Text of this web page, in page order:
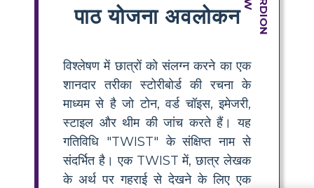
पाठ योजना अवलोकन
विश्लेषण में छात्रों को संलग्न करने का एक
शानदार तरीका स्टोरीबोर्ड की रचना के
माध्यम से है जो टोन, वर्ड चॉइस, इमेजरी,
स्टाइल और थीम की जांच करते हैं। यह
गतिविधि "TWIST" के संक्षिप्त नाम से
संदर्भित है। एक TWIST में, छात्र लेखक
के अर्थ पर गहराई से देखने के लिए एक